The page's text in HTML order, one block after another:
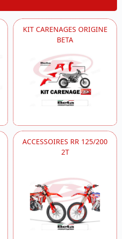
KIT CARENAGES ORIGINE
BETA
ACCESSOIRES RR 125/200
2T